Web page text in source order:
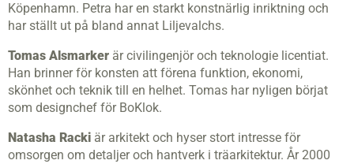
Köpenhamn. Petra har en starkt konstnärlig inriktning och
har ställt ut på bland annat Liljevalchs.
Tomas Alsmarker är civilingenjör och teknologie licentiat.
Han brinner för konsten att förena funktion, ekonomi,
skönhet och teknik till en helhet. Tomas har nyligen börjat
som designchef för BoKlok.
Natasha Racki är arkitekt och hyser stort intresse för
omsorgen om detaljer och hantverk i träarkitektur. År 2000